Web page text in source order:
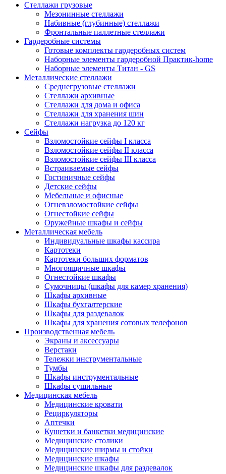
Стеллажи грузовые
Мезонинные стеллажи
Набивные (глубинные) стеллажи
Фронтальные паллетные стеллажи
Гардеробные системы
Готовые комплекты гардеробных систем
Наборные элементы гардеробной Практик-home
Наборные элементы Титан - GS
Металлические стеллажи
Среднегрузовые стеллажи
Стеллажи архивные
Стеллажи для дома и офиса
Стеллажи для хранения шин
Стеллажи нагрузка до 120 кг
Сейфы
Взломостойкие сейфы I класса
Взломостойкие сейфы II класса
Взломостойкие сейфы III класса
Встраиваемые сейфы
Гостиничные сейфы
Детские сейфы
Мебельные и офисные
Огневзломостойкие сейфы
Огнестойкие сейфы
Оружейные шкафы и сейфы
Металлическая мебель
Индивидуальные шкафы кассира
Картотеки
Картотеки больших форматов
Многоящичные шкафы
Огнестойкие шкафы
Сумочницы (шкафы для камер хранения)
Шкафы архивные
Шкафы бухгалтерские
Шкафы для раздевалок
Шкафы для хранения сотовых телефонов
Производственная мебель
Экраны и аксессуары
Верстаки
Тележки инструментальные
Тумбы
Шкафы инструментальные
Шкафы сушильные
Медицинская мебель
Медицинские кровати
Рециркуляторы
Аптечки
Кушетки и банкетки медицинские
Медицинские столики
Медицинские ширмы и стойки
Медицинские шкафы
Медицинские шкафы для раздевалок